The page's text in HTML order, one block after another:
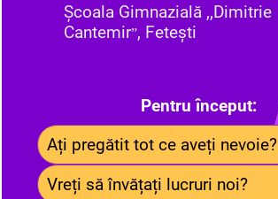
Școala Gimnazială ,,Dimitrie
Cantemir”, Fetești
Pentru început:
Ați pregătit tot ce aveți nevoie?
Vreți să învățați lucruri noi?